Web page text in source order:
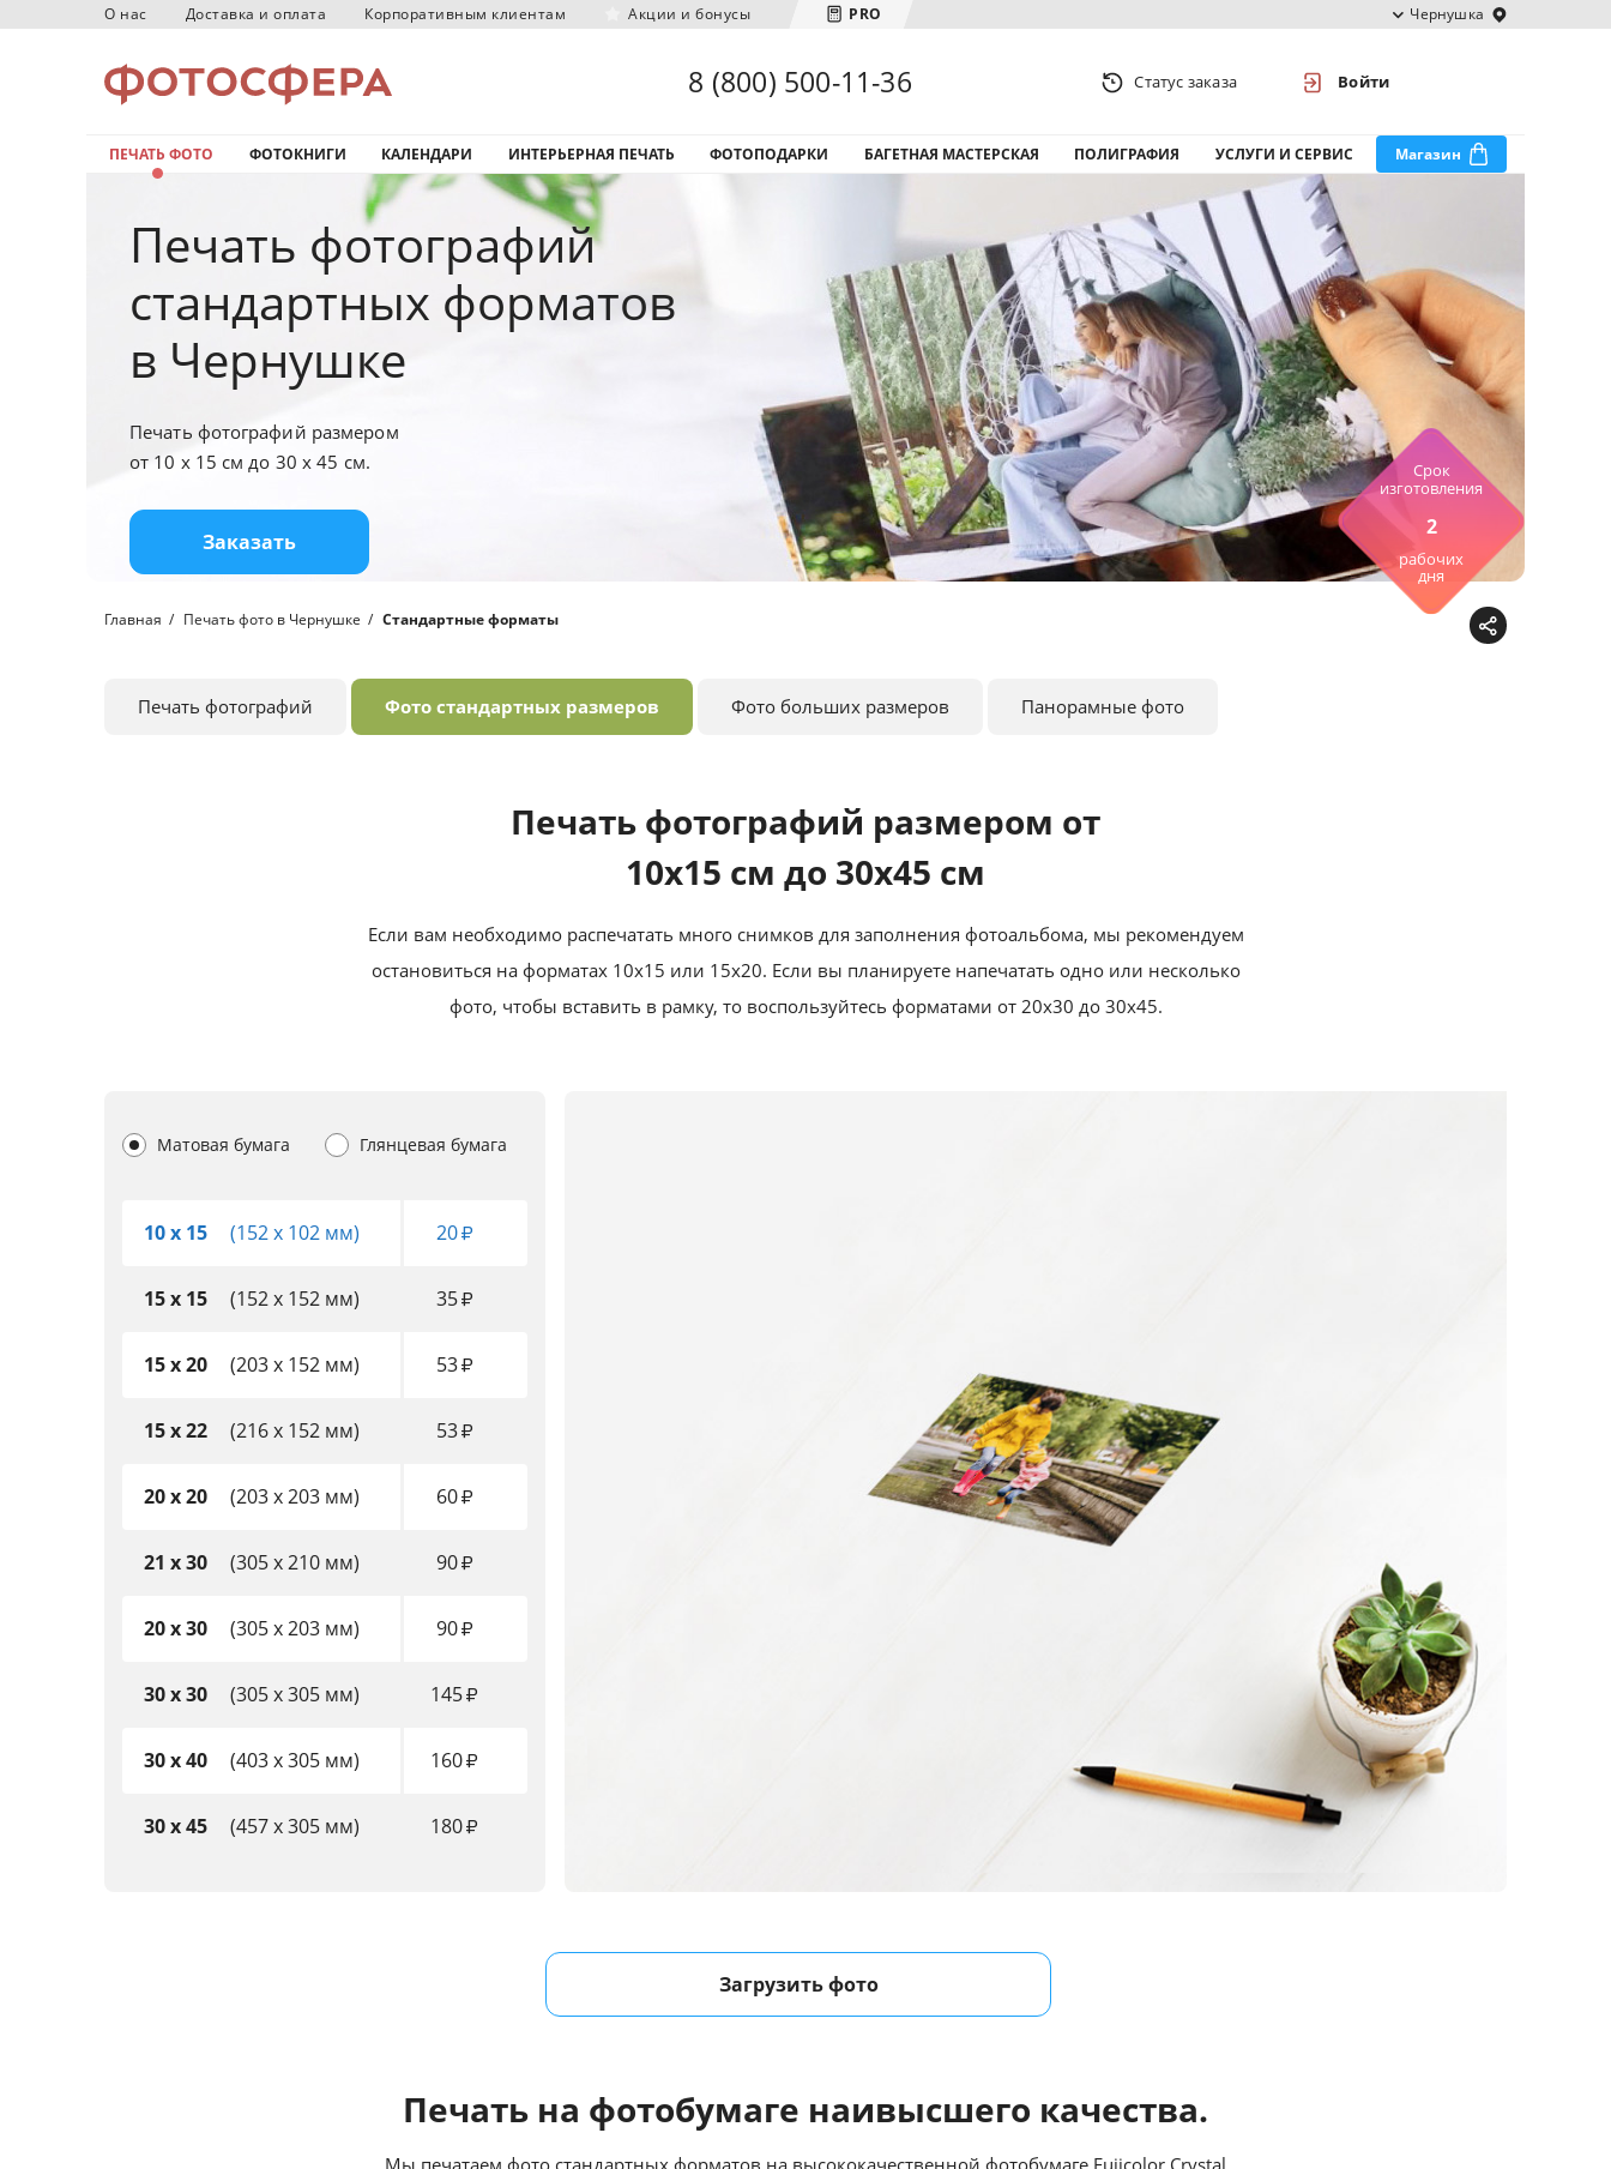
О нас Доставка и оплата Корпоративным клиентам Акции и бонусы PRO Чернушка
Загрузка городов...
8 (800) 500-11-36 Статус заказа Войти
ПЕЧАТЬ ФОТО ФОТОКНИГИ КАЛЕНДАРИ ИНТЕРЬЕРНАЯ ПЕЧАТЬ ФОТОПОДАРКИ БАГЕТНАЯ МАСТЕРСКАЯ ПОЛИГРАФИЯ УСЛУГИ И СЕРВИС Магазин
Печать фотографий
стандартных форматов
в Чернушке
Печать фотографий размером
от 10 х 15 см до 30 х 45 см.
Срок
изготовления
2
рабочих
дня
Заказать
Главная Печать фото в Чернушке Стандартные форматы
Печать фотографий Фото стандартных размеров Фото больших размеров Панорамные фото
Печать фотографий размером от
10х15 см до 30х45 см
Если вам необходимо распечатать много снимков для заполнения фотоальбома, мы рекомендуем
остановиться на форматах 10х15 или 15х20. Если вы планируете напечатать одно или несколько
фото, чтобы вставить в рамку, то воспользуйтесь форматами от 20х30 до 30х45.
Матовая бумага Глянцевая бумага
10 x 15 (152 x 102 мм) 20₽
15 x 15 (152 x 152 мм) 35₽
15 x 20 (203 x 152 мм) 53₽
15 x 22 (216 x 152 мм) 53₽
20 x 20 (203 x 203 мм) 60₽
21 x 30 (305 x 210 мм) 90₽
20 x 30 (305 x 203 мм) 90₽
30 x 30 (305 x 305 мм) 145₽
30 x 40 (403 x 305 мм) 160₽
30 x 45 (457 x 305 мм) 180₽
Загрузить фото
Печать на фотобумаге наивысшего качества.